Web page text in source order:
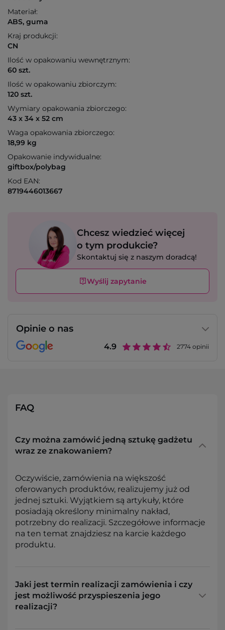
Materiał:
ABS, guma
Kraj produkcji:
CN
Ilość w opakowaniu wewnętrznym:
60 szt.
Ilość w opakowaniu zbiorczym:
120 szt.
Wymiary opakowania zbiorczego:
43 x 34 x 52 cm
Waga opakowania zbiorczego:
18,99 kg
Opakowanie indywidualne:
giftbox/polybag
Kod EAN:
8719446013667
Chcesz wiedzieć więcej
o tym produkcie?
Skontaktuj się z naszym doradcą!
Wyślij zapytanie
Opinie o nas
4.9 2774 opinii
FAQ
Czy można zamówić jedną sztukę gadżetu
wraz ze znakowaniem?
Oczywiście, zamówienia na większość
oferowanych produktów, realizujemy już od
jednej sztuki. Wyjątkiem są artykuły, które
posiadają określony minimalny nakład,
potrzebny do realizacji. Szczegółowe informacje
na ten temat znajdziesz na karcie każdego
produktu.
Jaki jest termin realizacji zamówienia i czy
jest możliwość przyspieszenia jego
realizacji?